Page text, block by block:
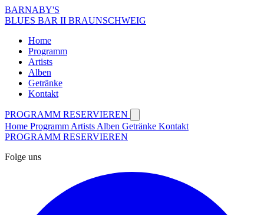
BARNABY'S
BLUES BAR II BRAUNSCHWEIG
Home
Programm
Artists
Alben
Getränke
Kontakt
PROGRAMM RESERVIEREN
Home Programm Artists Alben Getränke Kontakt
PROGRAMM RESERVIEREN
Folge uns